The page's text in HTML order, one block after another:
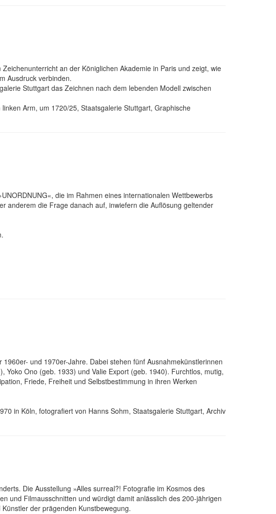
an der Königlichen Akademie in Paris und zeigt, wie
Ausdruck verbinden.
Stuttgart das Zeichnen nach dem lebenden Modell zwischen
Arm, um 1720/25, Staatsgalerie Stuttgart, Graphische
die im Rahmen eines internationalen Wettbewerbs
anderem die Frage danach auf, inwiefern die Auflösung geltender
und 1970er-Jahre. Dabei stehen fünf Ausnahmekünstlerinnen
Ono (geb. 1933) und Valie Export (geb. 1940). Furchtlos, mutig,
Friede, Freiheit und Selbstbestimmung in ihren Werken
in Köln, fotografiert von Hanns Sohm, Staatsgalerie Stuttgart, Archiv
Die Ausstellung »Alles surreal?! Fotografie im Kosmos des
und Filmausschnitten und würdigt damit anlässlich des 200-jährigen
der prägenden Kunstbewegung.